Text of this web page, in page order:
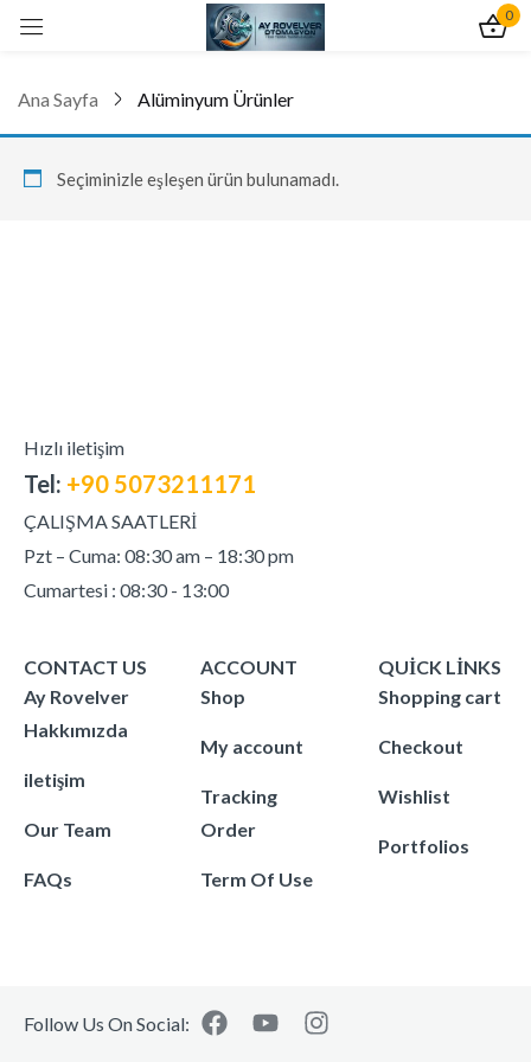
0
Ana Sayfa Alüminyum Ürünler
Seçiminizle eşleşen ürün bulunamadı.
Hızlı iletişim
Tel: +90 5073211171
ÇALIŞMA SAATLERİ
Pzt – Cuma: 08:30 am – 18:30 pm
Cumartesi : 08:30 - 13:00
CONTACT US
Ay Rovelver
Hakkımızda
iletişim
Our Team
FAQs
ACCOUNT
Shop
My account
Tracking
Order
Term Of Use
QUICK LINKS
Shopping cart
Checkout
Wishlist
Portfolios
Follow Us On Social: